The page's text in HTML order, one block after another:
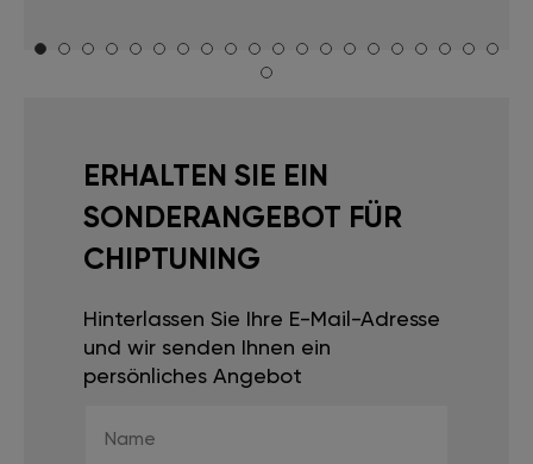
ERHALTEN SIE EIN
SONDERANGEBOT FÜR
CHIPTUNING
Hinterlassen Sie Ihre E-Mail-Adresse
und wir senden Ihnen ein
persönliches Angebot